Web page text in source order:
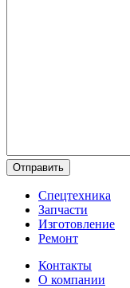
Отправить
Спецтехника
Запчасти
Изготовление
Ремонт
Контакты
О компании